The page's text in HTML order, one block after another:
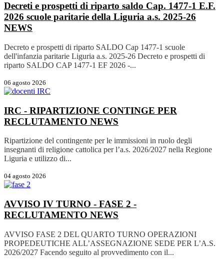
Decreti e prospetti di riparto saldo Cap. 1477-1 E.F.
2026 scuole paritarie della Liguria a.s. 2025-26
NEWS
Decreto e prospetti di riparto SALDO Cap 1477-1 scuole
dell'infanzia paritarie Liguria a.s. 2025-26 Decreto e prospetti di
riparto SALDO CAP 1477-1 EF 2026 -...
06 agosto 2026
IRC - RIPARTIZIONE CONTINGE PER
RECLUTAMENTO NEWS
Ripartizione del contingente per le immissioni in ruolo degli
insegnanti di religione cattolica per l’a.s. 2026/2027 nella Regione
Liguria e utilizzo di...
04 agosto 2026
AVVISO IV TURNO - FASE 2 -
RECLUTAMENTO NEWS
AVVISO FASE 2 DEL QUARTO TURNO OPERAZIONI
PROPEDEUTICHE ALL’ASSEGNAZIONE SEDE PER L’A.S.
2026/2027 Facendo seguito al provvedimento con il...